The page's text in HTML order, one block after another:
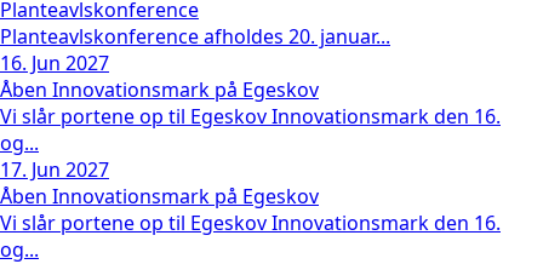
Planteavlskonference
Planteavlskonference afholdes 20. januar...
16. Jun 2027
Åben Innovationsmark på Egeskov
Vi slår portene op til Egeskov Innovationsmark den 16.
og...
17. Jun 2027
Åben Innovationsmark på Egeskov
Vi slår portene op til Egeskov Innovationsmark den 16.
og...